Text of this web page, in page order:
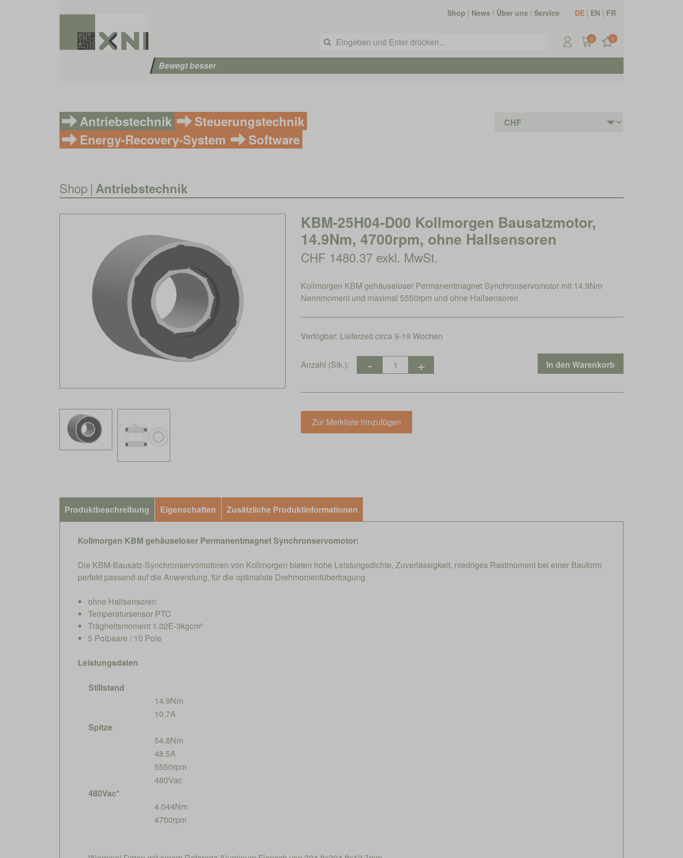
Shop | News | Über uns | Service DE | EN | FR
0 0
Bewegt besser
Antriebstechnik
Steuerungstechnik
Energy-Recovery-System
Software
Shop | Antriebstechnik
KBM-25H04-D00 Kollmorgen Bausatzmotor,
14.9Nm, 4700rpm, ohne Hallsensoren
CHF 1480.37 exkl. MwSt.
Kollmorgen KBM gehäuseloser Permanentmagnet Synchronservomotor mit 14.9Nm
Nennmoment und maximal 5550rpm und ohne Hallsensoren
Verfügbar: Lieferzeit circa 9-19 Wochen
Anzahl (Stk.):
Produktbeschreibung Eigenschaften Zusätzliche Produktinformationen
Kollmorgen KBM gehäuseloser Permanentmagnet Synchronservomotor:
Die KBM-Bausatz-Synchronservomotoren von Kollmorgen bieten hohe Leistungsdichte, Zuverlässigkeit, niedriges Rastmoment bei einer Bauform
perfekt passend auf die Anwendung, für die optimalste Drehmomentübertragung
ohne Hallsensoren
Temperatursensor PTC
Trägheitsmoment 1.02E-3kgcm²
5 Polpaare / 10 Pole
Leistungsdaten
Stillstand
14.9Nm
10.7A
Spitze
54.8Nm
48.5A
5550rpm
480Vac
480Vac*
4.044Nm
4700rpm